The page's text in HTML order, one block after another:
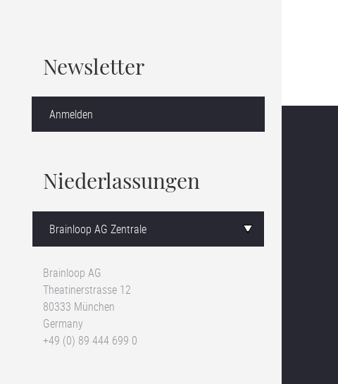
Newsletter
Anmelden
Niederlassungen
Brainloop AG
Theatinerstrasse 12
80333 München
Germany
+49 (0) 89 444 699 0